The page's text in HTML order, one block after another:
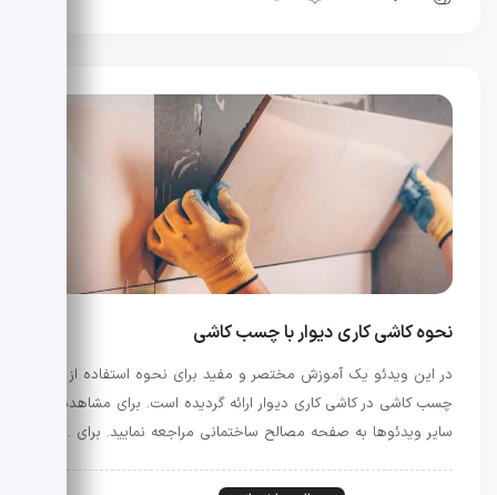
نحوه کاشی کاری دیوار با چسب کاشی
در این ویدئو یک آموزش مختصر و مفید برای نحوه استفاده از
چسب کاشی در کاشی کاری دیوار ارائه گردیده است. برای مشاهده
سایر ویدئوها به صفحه مصالح ساختمانی مراجعه نمایید. برای …